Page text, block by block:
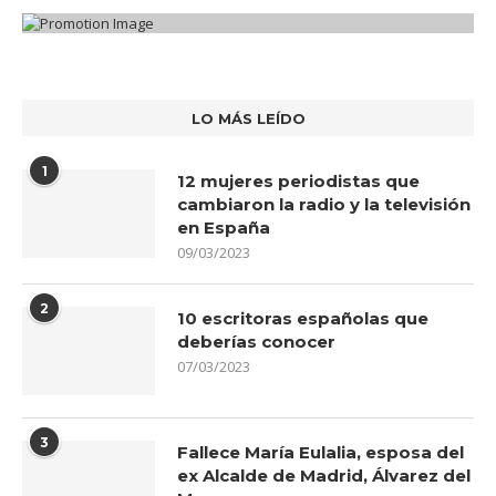
LO MÁS LEÍDO
1
12 mujeres periodistas que
cambiaron la radio y la televisión
en España
09/03/2023
2
10 escritoras españolas que
deberías conocer
07/03/2023
3
Fallece María Eulalia, esposa del
ex Alcalde de Madrid, Álvarez del